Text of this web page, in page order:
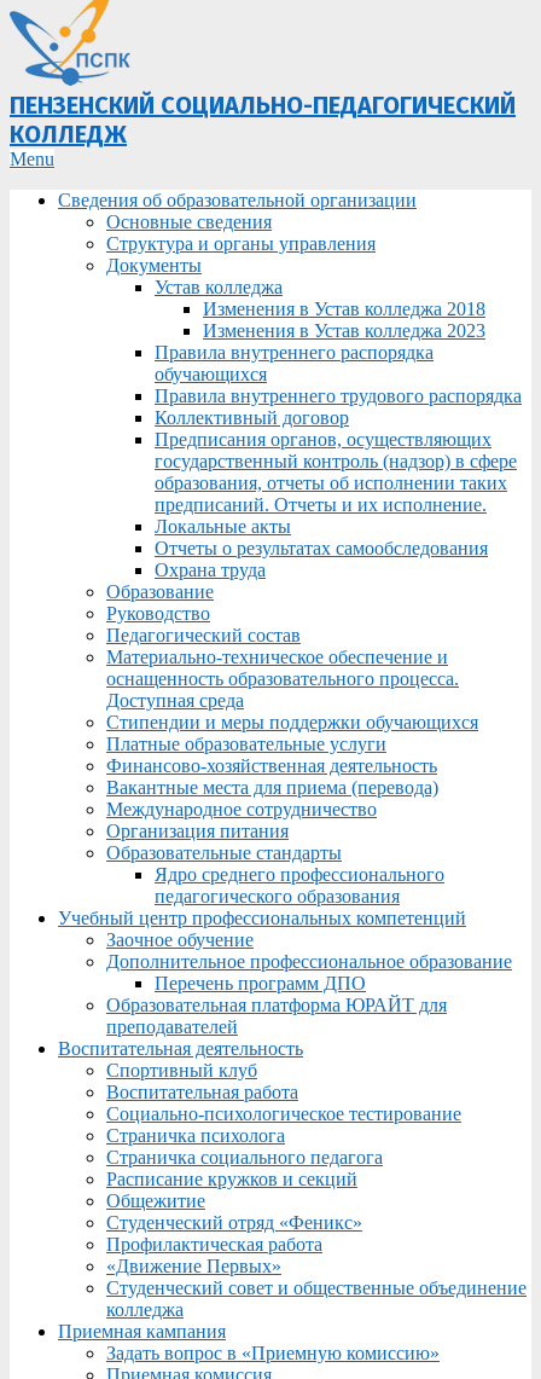
ПЕНЗЕНСКИЙ СОЦИАЛЬНО-ПЕДАГОГИЧЕСКИЙ
КОЛЛЕДЖ
Primary
Menu
Menu
Сведения об образовательной организации
Основные сведения
Структура и органы управления
Документы
Устав колледжа
Изменения в Устав колледжа 2018
Изменения в Устав колледжа 2023
Правила внутреннего распорядка
обучающихся
Правила внутреннего трудового распорядка
Коллективный договор
Предписания органов, осуществляющих
государственный контроль (надзор) в сфере
образования, отчеты об исполнении таких
предписаний. Отчеты и их исполнение.
Локальные акты
Отчеты о результатах самообследования
Охрана труда
Образование
Руководство
Педагогический состав
Материально-техническое обеспечение и
оснащенность образовательного процесса.
Доступная среда
Стипендии и меры поддержки обучающихся
Платные образовательные услуги
Финансово-хозяйственная деятельность
Вакантные места для приема (перевода)
Международное сотрудничество
Организация питания
Образовательные стандарты
Ядро среднего профессионального
педагогического образования
Учебный центр профессиональных компетенций
Заочное обучение
Дополнительное профессиональное образование
Перечень программ ДПО
Образовательная платформа ЮРАЙТ для
преподавателей
Воспитательная деятельность
Спортивный клуб
Воспитательная работа
Социально-психологическое тестирование
Страничка психолога
Страничка социального педагога
Расписание кружков и секций
Общежитие
Студенческий отряд «Феникс»
Профилактическая работа
«Движение Первых»
Студенческий совет и общественные объединение
колледжа
Приемная кампания
Задать вопрос в «Приемную комиссию»
Приемная комиссия